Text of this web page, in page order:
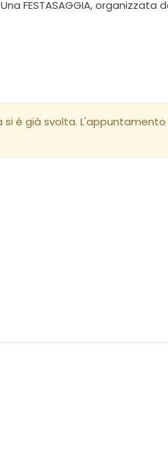
FESTASAGGIA, organizzata
è già svolta. L'appuntamento